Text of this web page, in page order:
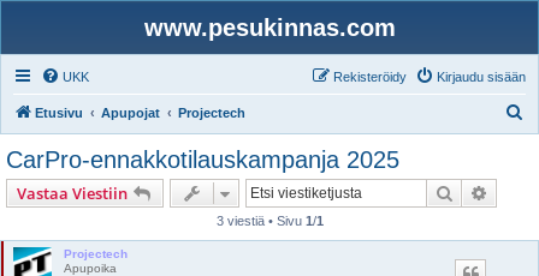
www.pesukinnas.com
UKK Kirjaudu sisään
Rekisteröidy
Etusivu Apupojat Projectech
CarPro-ennakkotilauskampanja 2025
Vastaa Viestiin Etsi
3 viestiä • Sivu 1/1
Projectech
Apupoika